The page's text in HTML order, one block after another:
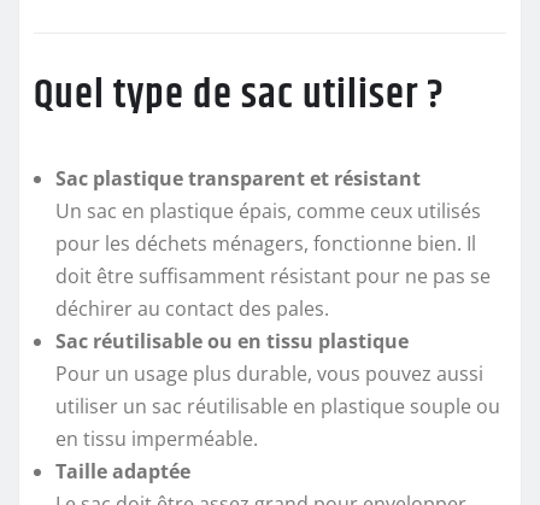
Quel type de sac utiliser ?
Sac plastique transparent et résistant
Un sac en plastique épais, comme ceux utilisés
pour les déchets ménagers, fonctionne bien. Il
doit être suffisamment résistant pour ne pas se
déchirer au contact des pales.
Sac réutilisable ou en tissu plastique
Pour un usage plus durable, vous pouvez aussi
utiliser un sac réutilisable en plastique souple ou
en tissu imperméable.
Taille adaptée